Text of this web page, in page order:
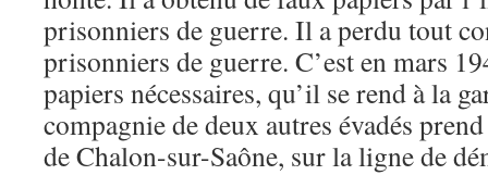
prisonniers de guerre. Il a perdu tout
prisonniers de guerre. C’est en mars
papiers nécessaires, qu’il se rend à la
compagnie de deux autres évadés
de Chalon-sur-Saône, sur la ligne de